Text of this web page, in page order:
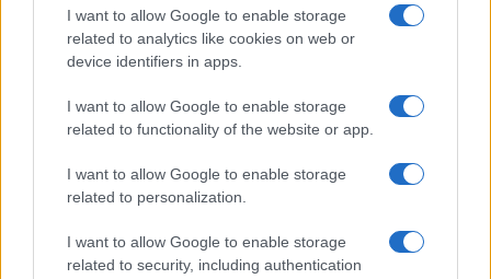
I want to allow Google to enable storage
related to analytics like cookies on web or
device identifiers in apps.
I want to allow Google to enable storage
related to functionality of the website or app.
I want to allow Google to enable storage
related to personalization.
I want to allow Google to enable storage
related to security, including authentication
F
a
ce
b
o
o
k
T
w
it
te
r
Pi
n
te
re
st
W
h
at
s
A
p
p
S
a
re
Articolo precedente
Prossimo articolo